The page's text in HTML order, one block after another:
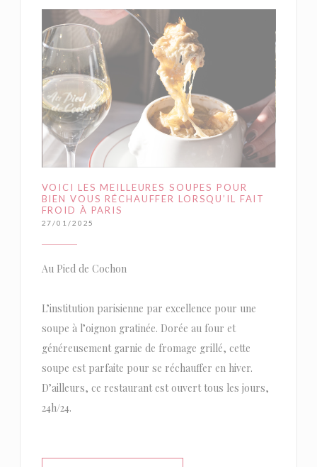
VOICI LES MEILLEURES SOUPES POUR
BIEN VOUS RÉCHAUFFER LORSQU’IL FAIT
FROID À PARIS
27/01/2025
Au Pied de Cochon
L’institution parisienne par excellence pour une
soupe à l’oignon gratinée. Dorée au four et
généreusement garnie de fromage grillé, cette
soupe est parfaite pour se réchauffer en hiver.
D’ailleurs, ce restaurant est ouvert tous les jours,
24h/24.